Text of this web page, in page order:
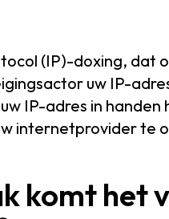
(IP)-doxing, dat
uw IP-
IP-adres in
internetprovider te
komt het